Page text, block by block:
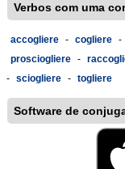
Verbos com uma
accogliere - cogliere -
prosciogliere -
- sciogliere - togliere
Software de